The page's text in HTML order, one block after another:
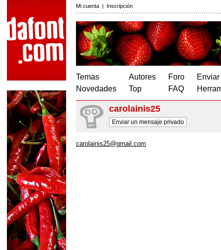
Mi cuenta | Inscripción
Temas
Novedades
Autores
Top
Foro
FAQ
carolainis25
Enviar un mensaje privado
carolainis25@gmail.com